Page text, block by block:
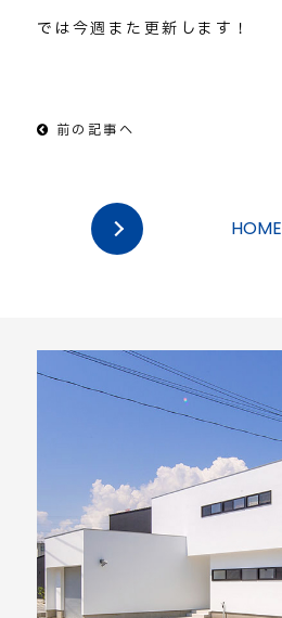
では今週また更新します！
前の記事へ
HOME